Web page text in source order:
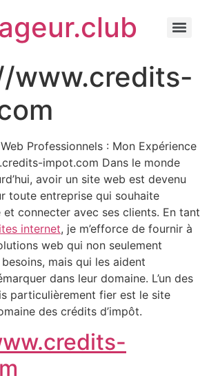
www.credits-
Professionnels : Mon Expérience
impot.com Dans le monde
avoir un site web est devenu
toute entreprise qui souhaite
connecter avec ses clients. En tant
internet, je m’efforce de fournir à
web qui non seulement
mais qui les aident
dans leur domaine. L’un des
particulièrement fier est le site
des crédits d’impôt.